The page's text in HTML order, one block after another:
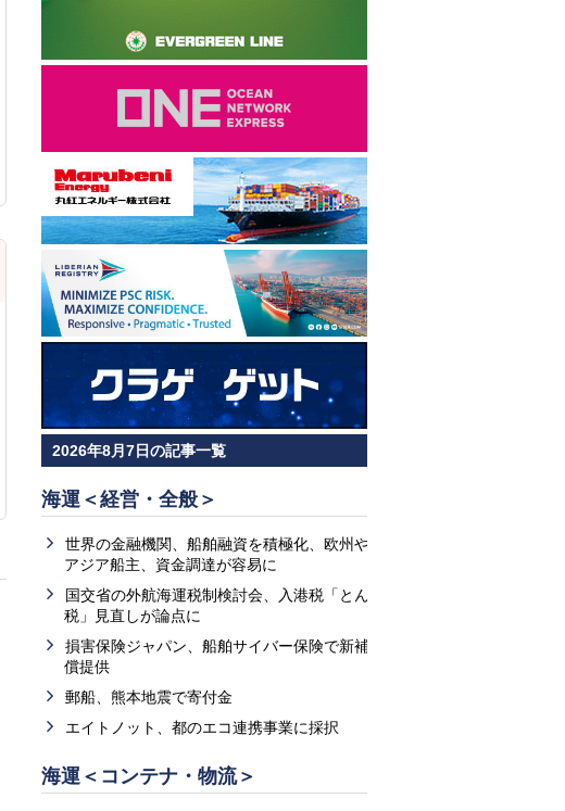
2026年8月7日の記事一覧
海運＜経営・全般＞
世界の金融機関、船舶融資を積極化、欧州や
アジア船主、資金調達が容易に
国交省の外航海運税制検討会、入港税「とん
税」見直しが論点に
損害保険ジャパン、船舶サイバー保険で新補
償提供
郵船、熊本地震で寄付金
エイトノット、都のエコ連携事業に採択
海運＜コンテナ・物流＞